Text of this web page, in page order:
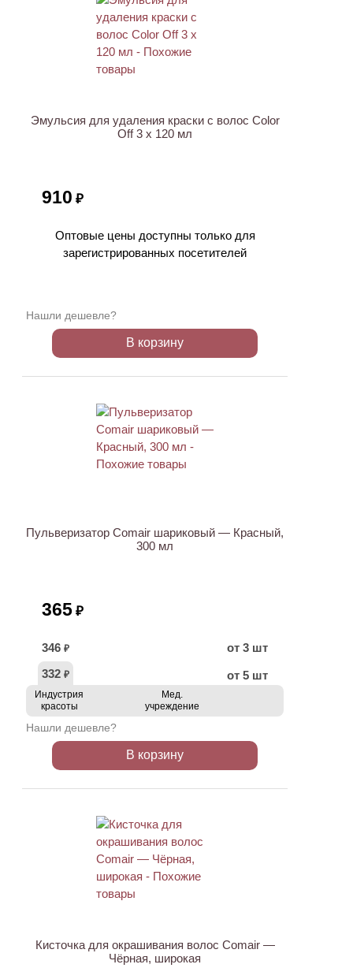
Эмульсия для удаления краски с волос Color
Off 3 х 120 мл
910 ₽
Оптовые цены доступны только для
зарегистрированных посетителей
Нашли дешевле?
В корзину
Пульверизатор Comair шариковый — Красный,
300 мл
365 ₽
346 ₽
от 3 шт
332 ₽ от 5 шт
Индустрия
красоты
Мед.
учреждение
Нашли дешевле?
В корзину
Кисточка для окрашивания волос Comair —
Чёрная, широкая